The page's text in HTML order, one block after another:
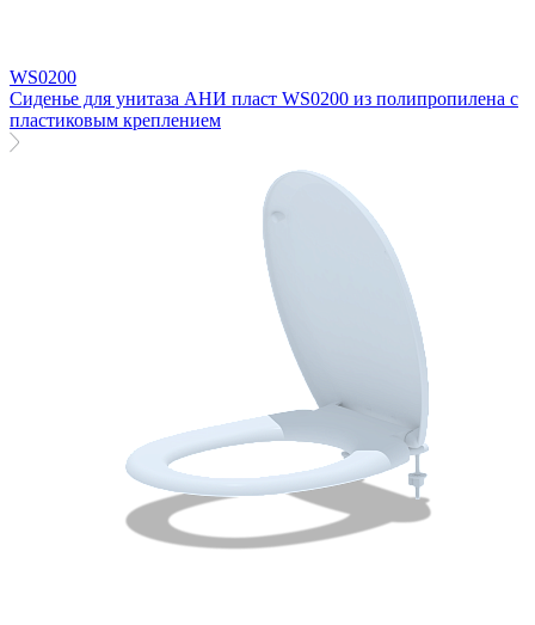
WS0200
Сиденье для унитаза АНИ пласт WS0200 из полипропилена с
пластиковым креплением